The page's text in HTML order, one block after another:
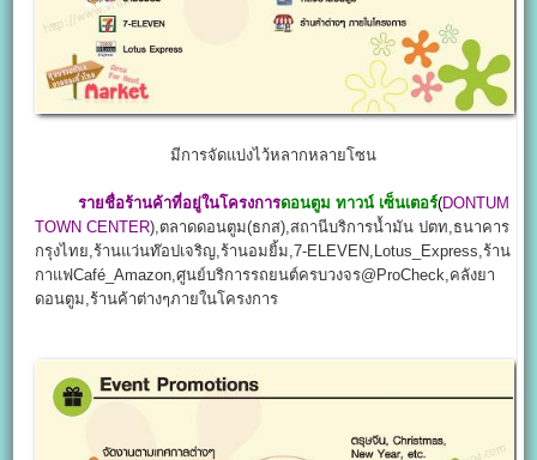
มีการจัดแบ่งไว้หลากหลายโซน
รายชื่อร้านค้าที่อยู่ในโครงการดอนตูม ทาวน์ เซ็นเตอร์(DONTUM
TOWN CENTER),ตลาดดอนตูม(ธกส),สถานีบริการน้ำมัน ปตท,ธนาคาร
กรุงไทย,ร้านแว่นท๊อปเจริญ,ร้านอมยิ้ม,7-ELEVEN,Lotus_Express,ร้าน
กาแฟCafé_Amazon,ศูนย์บริการรถยนต์ครบวงจร@ProCheck,คลังยา
ดอนตูม,ร้านค้าต่างๆภายในโครงการ